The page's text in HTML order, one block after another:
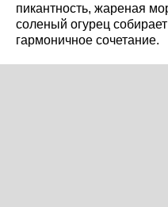
пикантность, жареная
соленый огурец
гармоничное сочетание.